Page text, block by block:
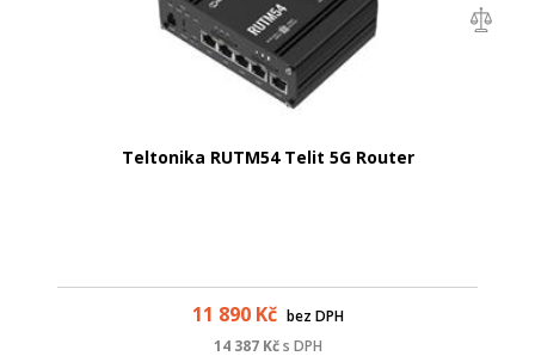
Teltonika RUTM54 Telit 5G Router
11 890 Kč bez DPH
14 387 Kčs DPH